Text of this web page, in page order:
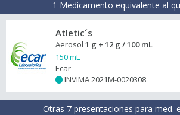
1 Medicamento equivalente al
Atletic´s
Aerosol 1 g + 12 g / 100 mL
150 mL
Ecar
INVIMA 2021M-0020308
Otras 7 presentaciones para med.